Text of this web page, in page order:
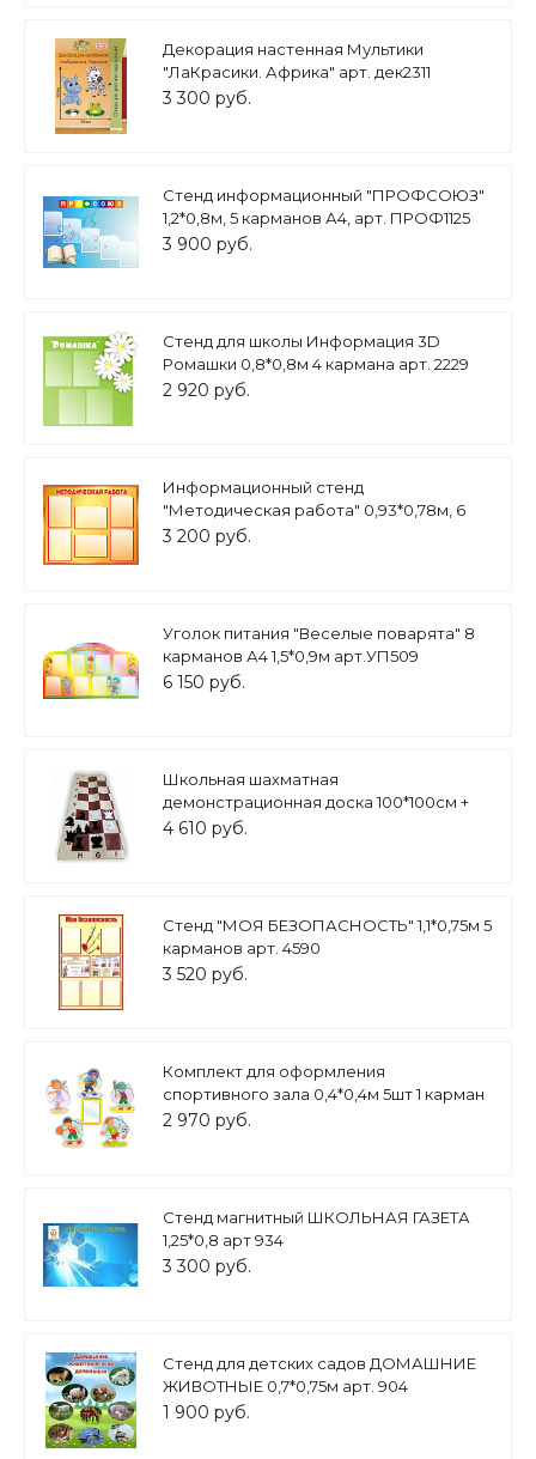
Декорация настенная Мультики
"ЛаКрасики. Африка" арт. дек2311
3 300 руб.
Стенд информационный "ПРОФСОЮЗ"
1,2*0,8м, 5 карманов А4, арт. ПРОФ1125
3 900 руб.
Стенд для школы Информация 3D
Ромашки 0,8*0,8м 4 кармана арт. 2229
2 920 руб.
Информационный стенд
"Методическая работа" 0,93*0,78м, 6
карманов А4, МЕТ1132
3 200 руб.
Уголок питания "Веселые поварята" 8
карманов А4 1,5*0,9м арт.УП509
6 150 руб.
Школьная шахматная
демонстрационная доска 100*100см +
шахматные фигуры арт. 4920
4 610 руб.
Стенд "МОЯ БЕЗОПАСНОСТЬ" 1,1*0,75м 5
карманов арт. 4590
3 520 руб.
Комплект для оформления
спортивного зала 0,4*0,4м 5шт 1 карман
А4 арт.СПОРТ383
2 970 руб.
Стенд магнитный ШКОЛЬНАЯ ГАЗЕТА
1,25*0,8 арт 934
3 300 руб.
Стенд для детских садов ДОМАШНИЕ
ЖИВОТНЫЕ 0,7*0,75м арт. 904
1 900 руб.